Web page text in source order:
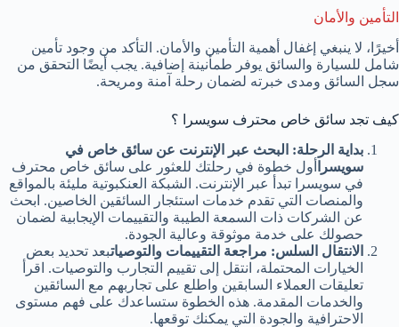
التأمين والأمان
أخيرًا، لا ينبغي إغفال أهمية التأمين والأمان. التأكد من وجود تأمين
شامل للسيارة والسائق يوفر طمأنينة إضافية. يجب أيضًا التحقق من
سجل السائق ومدى خبرته لضمان رحلة آمنة ومريحة.
كيف تجد سائق خاص محترف سويسرا ؟
بداية الرحلة: البحث عبر الإنترنت عن سائق خاص في
سويسرا
أول خطوة في رحلتك للعثور على سائق خاص محترف
في سويسرا تبدأ عبر الإنترنت. الشبكة العنكبوتية مليئة بالمواقع
والمنصات التي تقدم خدمات استئجار السائقين الخاصين. ابحث
عن الشركات ذات السمعة الطيبة والتقييمات الإيجابية لضمان
حصولك على خدمة موثوقة وعالية الجودة.
الانتقال السلس: مراجعة التقييمات والتوصياتبعد تحديد بعض
الخيارات المحتملة، انتقل إلى تقييم التجارب والتوصيات. اقرأ
تعليقات العملاء السابقين واطلع على تجاربهم مع السائقين
والخدمات المقدمة. هذه الخطوة ستساعدك على فهم مستوى
الاحترافية والجودة التي يمكنك توقعها.